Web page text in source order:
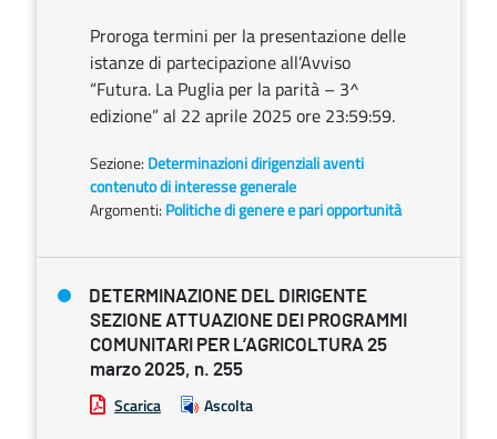
Proroga termini per la presentazione delle
istanze di partecipazione all’Avviso
“Futura. La Puglia per la parità – 3^
edizione” al 22 aprile 2025 ore 23:59:59.
Sezione: Determinazioni dirigenziali aventi
contenuto di interesse generale
Argomenti: Politiche di genere e pari opportunità
DETERMINAZIONE DEL DIRIGENTE
SEZIONE ATTUAZIONE DEI PROGRAMMI
COMUNITARI PER L’AGRICOLTURA 25
marzo 2025, n. 255
Scarica Ascolta